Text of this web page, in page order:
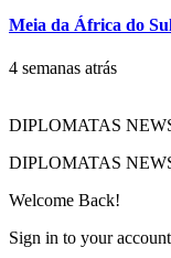
Meia da África do
4 semanas atrás
DIPLOMATAS
DIPLOMATAS
Welcome Back!
Sign in to your account